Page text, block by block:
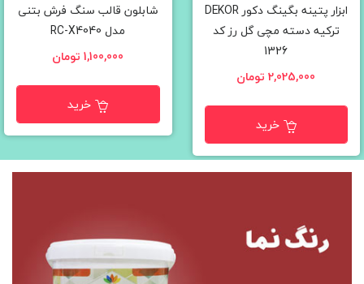
ابزار پتینه بگینگ دکور DEKOR
ترکیه دسته مچی گل رز کد
1326
2,025,000 تومان
خرید
شابلون قالب سنگ فرش بتنی
مدل RC-X4040
1,100,000 تومان
خرید